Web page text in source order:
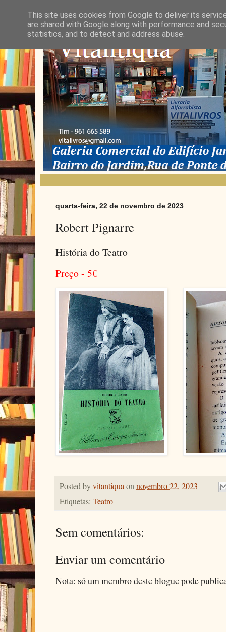
quarta-feira, 22 de novembro de 2023
Robert Pignarre
História do Teatro
Preço - 5€
Posted byvitantiquaonnovembro 22, 2023
Etiquetas: Teatro
Sem comentários:
Enviar um comentário
Nota: só um membro deste blogue pode
This site uses cookies from Google to deliver its
are shared with Google along with performance and
statistics, and to detect and address abuse.